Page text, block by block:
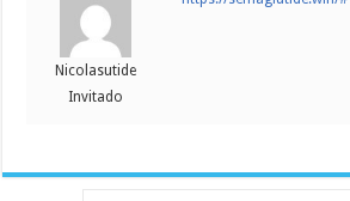
Nicolasutide
Invitado